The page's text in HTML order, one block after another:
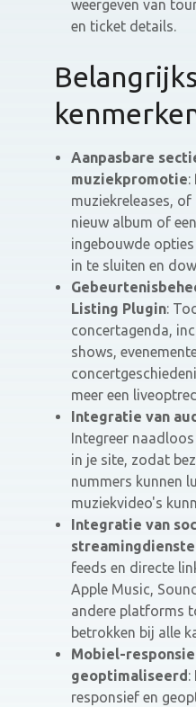
weergeven van
en ticket details.
Aanpasbare
muziekpromotie:
muziekreleases,
nieuw album of
ingebouwde
in te sluiten en
Listing Plugin:
concertagenda,
shows,
meer een
Integratie van
Integreer
in je site, zodat
nummers kunnen
muziekvideo's
Integratie van
feeds en directe
Apple Music,
andere platforms
betrokken bij alle
Mobiel-
geoptimaliseerd:
responsief en